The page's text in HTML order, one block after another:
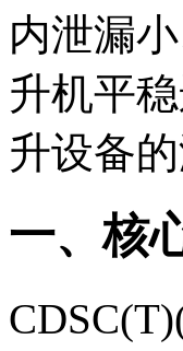
内泄漏
升机平
升设备
一、核